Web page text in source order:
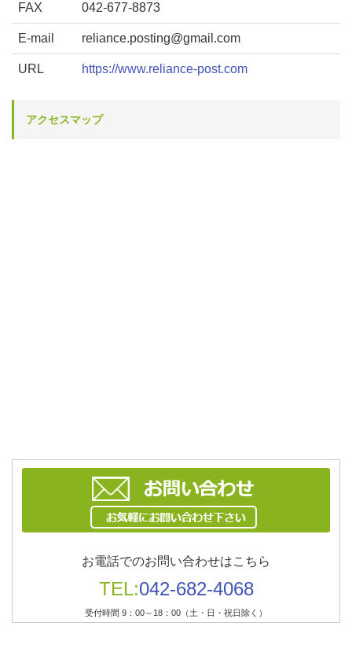
FAX 042-677-8873
E-mail reliance.posting@gmail.com
URL https://www.reliance-post.com
アクセスマップ
お電話でのお問い合わせはこちら
TEL:042-682-4068
受付時間 9：00～18：00（土・日・祝日除く）